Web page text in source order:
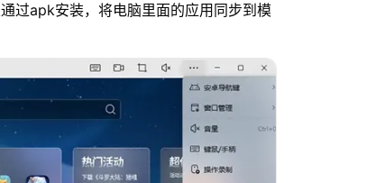
过apk安装，将电脑里面的应用同步到模